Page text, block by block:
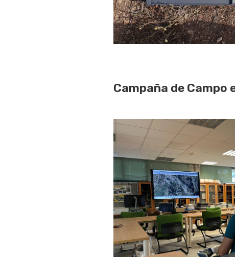
Campaña de Campo